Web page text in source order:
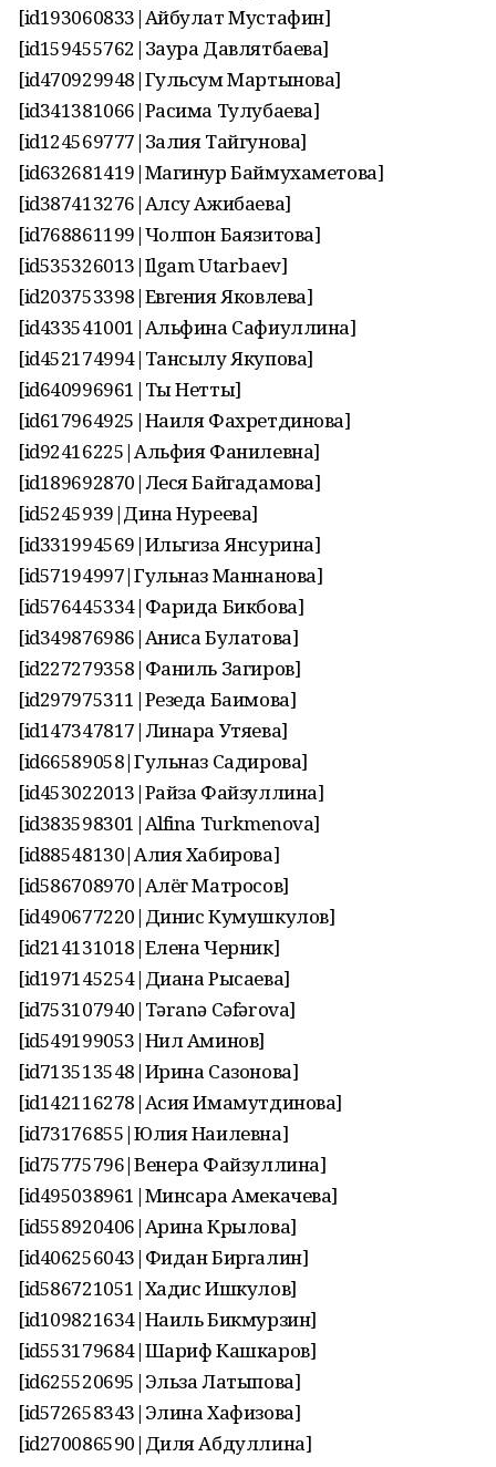
[id193060833|Айбулат Мустафин]
[id159455762|Заура Давлятбаева]
[id470929948|Гульсум Мартынова]
[id341381066|Расима Тулубаева]
[id124569777|Залия Тайгунова]
[id632681419|Магинур Баймухаметова]
[id387413276|Алсу Ажибаева]
[id768861199|Чолпон Баязитова]
[id535326013|Ilgam Utarbaev]
[id203753398|Евгения Яковлева]
[id433541001|Альфина Сафиуллина]
[id452174994|Тансылу Якупова]
[id640996961|Ты Нетты]
[id617964925|Наиля Фахретдинова]
[id92416225|Альфия Фанилевна]
[id189692870|Леся Байгадамова]
[id5245939|Дина Нуреева]
[id331994569|Ильгиза Янсурина]
[id57194997|Гульназ Маннанова]
[id576445334|Фарида Бикбова]
[id349876986|Аниса Булатова]
[id227279358|Фаниль Загиров]
[id297975311|Резеда Баимова]
[id147347817|Линара Утяева]
[id66589058|Гульназ Садирова]
[id453022013|Райза Файзуллина]
[id383598301|Alfina Turkmenova]
[id88548130|Алия Хабирова]
[id586708970|Алёг Матросов]
[id490677220|Динис Кумушкулов]
[id214131018|Елена Черник]
[id197145254|Диана Рысаева]
[id753107940|Təranə Cəfərova]
[id549199053|Нил Аминов]
[id713513548|Ирина Сазонова]
[id142116278|Асия Имамутдинова]
[id73176855|Юлия Наилевна]
[id75775796|Венера Файзуллина]
[id495038961|Минсара Амекачева]
[id558920406|Арина Крылова]
[id406256043|Фидан Биргалин]
[id586721051|Хадис Ишкулов]
[id109821634|Наиль Бикмурзин]
[id553179684|Шариф Кашкаров]
[id625520695|Эльза Латыпова]
[id572658343|Элина Хафизова]
[id270086590|Диля Абдуллина]